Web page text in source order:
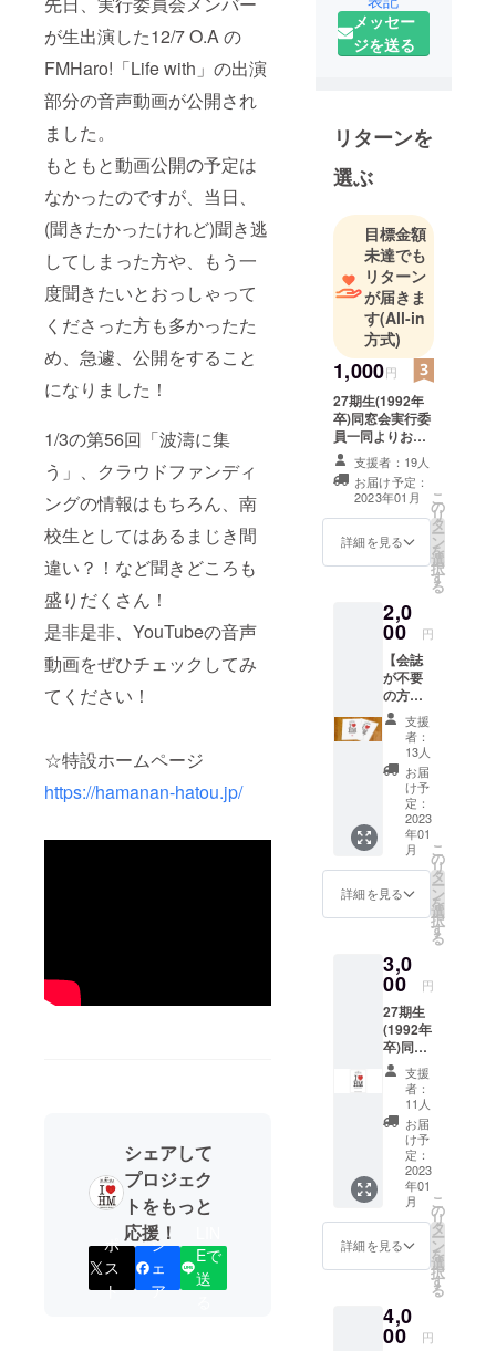
が生出演した12/7 O.A の
FMHaro!「Life with」の出演
部分の音声動画が公開され
ました。
もともと動画公開の予定は
なかったのですが、当日、
(聞きたかったけれど)聞き逃
してしまった方や、もう一
度聞きたいとおっしゃって
くださった方も多かったた
め、急遽、公開をすること
になりました！
1/3の第56回「波濤に集
う」、クラウドファンディ
ングの情報はもちろん、南
校生としてはあるまじき間
違い？！など聞きどころも
盛りだくさん！
是非是非、YouTubeの音声
動画をぜひチェックしてみ
てください！
☆特設ホームページ
https://hamanan-hatou.jp/
シェアして
プロジェク
トをもっと
応援！
ポ
ス
ト
シ
ェ
ア
Eで
送
メッセー
ジを送る
リターンを
選ぶ
目標金額
未達でも
リターン
が届きま
す(All-in
方式)
1,000円
27期生(1992年
卒)同窓会実行委
員一同よりお礼
メール支援者：19人
お届け予定：
2023年01月
詳細を見る
こ
の
リ
タ
ー
ン
を
選
択
す
る
2,0
00 円
【会誌
が不要
の方向
け】 27
期生
(1992年
卒)同窓
会実行
委員一
同より
お礼
メール
第56回
「波濤
に集
う」オ
ルクリ
アファ
イル
支援
者：
13人
お届
け予
定：
2023
年01
月
詳細を見る
こ
の
リ
タ
ー
ン
を
選
択
す
る
3,0
00 円
27期生
(1992年
卒)同窓
会実行
委員一
同より
お礼
メール
第56回
「波濤
に集
う」会
誌
支援
者：
11人
お届
け予
定：
2023
年01
月
詳細を見る
こ
の
リ
タ
ー
ン
を
選
択
す
る
4,0
00 円